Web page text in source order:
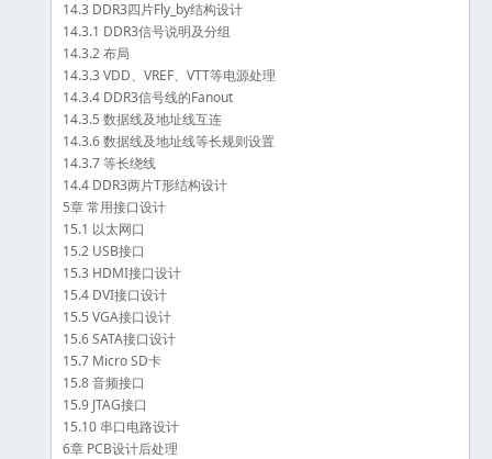
14.3 DDR3四片Fly_by结构设计
14.3.1 DDR3信号说明及分组
14.3.2 布局
14.3.3 VDD、VREF、VTT等电源处理
14.3.4 DDR3信号线的Fanout
14.3.5 数据线及地址线互连
14.3.6 数据线及地址线等长规则设置
14.3.7 等长绕线
14.4 DDR3两片T形结构设计
5章 常用接口设计
15.1 以太网口
15.2 USB接口
15.3 HDMI接口设计
15.4 DVI接口设计
15.5 VGA接口设计
15.6 SATA接口设计
15.7 Micro SD卡
15.8 音频接口
15.9 JTAG接口
15.10 串口电路设计
6章 PCB设计后处理